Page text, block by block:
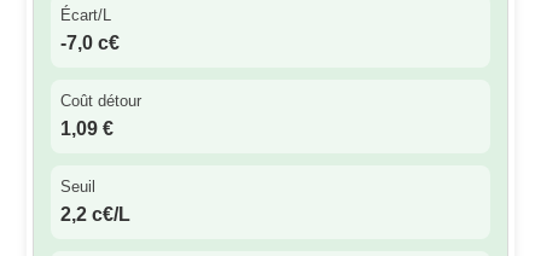
Écart/L
-7,0 c€
Coût détour
1,09 €
Seuil
2,2 c€/L